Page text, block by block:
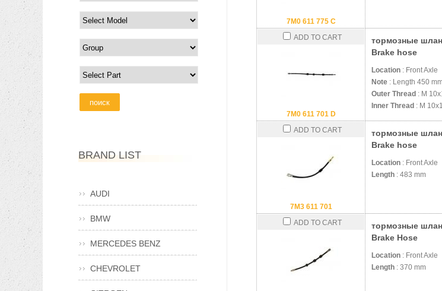
7M0 611 775 C
ADD TO CART
7M0 611 701 D
тормозные
Brake hose
Location : Front Axle
Note : Length 450
Outer Thread : M
Inner Thread : M
ADD TO CART
7M3 611 701
тормозные
Brake hose
Location : Front Axle
Length : 483 mm
ADD TO CART
тормозные
Brake Hose
Location : Front Axle
Length : 370 mm
BRAND LIST
AUDI
BMW
MERCEDES BENZ
CHEVROLET